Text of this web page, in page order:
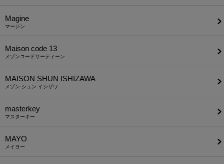
Magine
マージン
Maison code 13
メゾンコードサーティーン
MAISON SHUN ISHIZAWA
メゾン シュン イシザワ
masterkey
マスターキー
MAYO
メイヨー